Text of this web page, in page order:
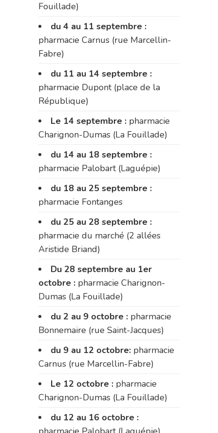
Fouillade)
du 4 au 11 septembre :
pharmacie Carnus (rue Marcellin-
Fabre)
du 11 au 14 septembre :
pharmacie Dupont (place de la
République)
Le 14 septembre : pharmacie
Charignon-Dumas (La Fouillade)
du 14 au 18 septembre :
pharmacie Palobart (Laguépie)
du 18 au 25 septembre :
pharmacie Fontanges
du 25 au 28 septembre :
pharmacie du marché (2 allées
Aristide Briand)
Du 28 septembre au 1er
octobre : pharmacie Charignon-
Dumas (La Fouillade)
du 2 au 9 octobre : pharmacie
Bonnemaire (rue Saint-Jacques)
du 9 au 12 octobre: pharmacie
Carnus (rue Marcellin-Fabre)
Le 12 octobre : pharmacie
Charignon-Dumas (La Fouillade)
du 12 au 16 octobre :